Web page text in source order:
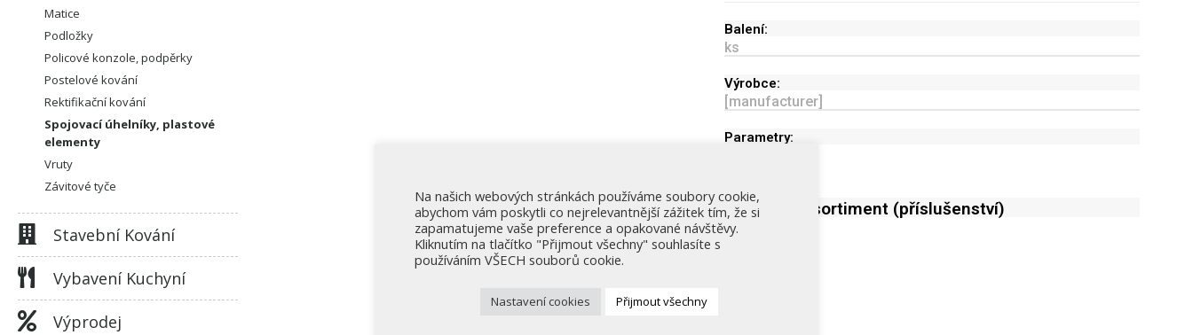
Matice
Podložky
Policové konzole, podpěrky
Postelové kování
Rektifikační kování
Spojovací úhelníky, plastové
elementy
Vruty
Závitové tyče
Stavební Kování
Vybavení Kuchyní
Výprodej
Balení:
ks
Výrobce:
[manufacturer]
Parametry:
Související sortiment (příslušenství)
Na našich webových stránkách používáme soubory cookie,
abychom vám poskytli co nejrelevantnější zážitek tím, že si
zapamatujeme vaše preference a opakované návštěvy.
Kliknutím na tlačítko "Přijmout všechny" souhlasíte s
používáním VŠECH souborů cookie.
Nastavení cookies Přijmout všechny